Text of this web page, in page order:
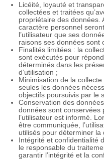
Licéité, loyauté et
collectées et traitées
propriétaire des données.
caractère personnel
l’utilisateur que ses
raisons ses données sont
Finalités limitées : la
sont exécutés pour
déterminés dans les
d’utilisation ;
Minimisation de la
seules les données
objectifs poursuivis par le
Conservation des
données sont conservées
l’utilisateur est informé.
être communiquée,
utilisés pour déterminer
Intégrité et confidentialité
le responsable du
garantir l’intégrité et la